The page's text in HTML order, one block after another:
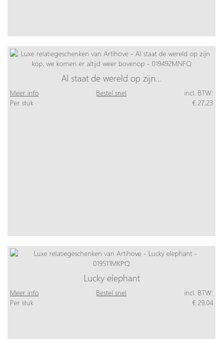
Al staat de wereld op zijn…
Meer info Bestel snel
incl. BTW:
Per stuk
€ 27,23
Lucky elephant
Meer info Bestel snel
incl. BTW:
Per stuk
€ 29,04